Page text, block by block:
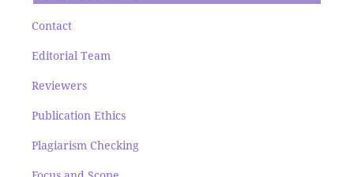
Contact
Editorial Team
Reviewers
Publication Ethics
Plagiarism Checking